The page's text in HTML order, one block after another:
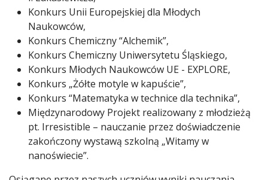
Konkurs Unii Europejskiej dla Młodych
Naukowców,
Konkurs Chemiczny “Alchemik”,
Konkurs Chemiczny Uniwersytetu Śląskiego,
Konkurs Młodych Naukowców UE - EXPLORE,
Konkurs „Żółte motyle w kapuście”,
Konkurs “Matematyka w technice dla technika”,
Międzynarodowy Projekt realizowany z młodzieżą
pt. Irresistible – nauczanie przez doświadczenie
zakończony wystawą szkolną „Witamy w
nanoświecie”.